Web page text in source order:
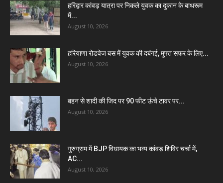
हरिद्वार कांवड़ यात्रा पर निकले युवक का दुकान के बाथरूम
में...
August 10, 2026
हरियाणा रोडवेज बस में युवक की दबंगई, मुफ्त सफर के लिए...
August 10, 2026
बहन से शादी की जिद पर 90 फीट ऊंचे टावर पर...
August 10, 2026
गुरुग्राम में BJP विधायक का भव्य कांवड़ शिविर चर्चा में,
AC...
August 10, 2026